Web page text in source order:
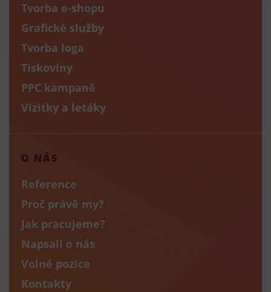
Tvorba e-shopu
Grafické služby
Tvorba loga
Tiskoviny
PPC kampaně
Vizitky a letáky
O NÁS
Reference
Proč právě my?
Jak pracujeme?
Napsali o nás
Volné pozice
Kontakty